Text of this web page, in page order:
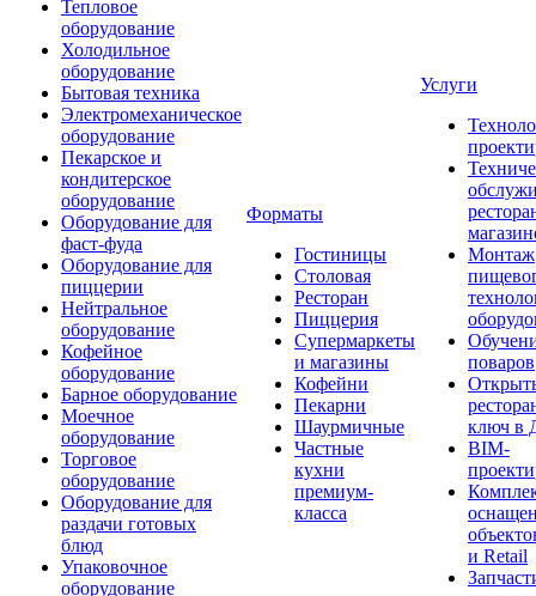
Тепловое
оборудование
Холодильное
оборудование
Бытовая техника
Электромеханическое
оборудование
Пекарское и
кондитерское
оборудование
Оборудование для
фаст-фуда
Оборудование для
пиццерии
Нейтральное
оборудование
Кофейное
оборудование
Барное оборудование
Моечное
оборудование
Торговое
оборудование
Оборудование для
раздачи готовых
блюд
Упаковочное
оборудование
Форматы
Гостиницы
Столовая
Ресторан
Пиццерия
Супермаркеты
и магазины
Кофейни
Пекарни
Шаурмичные
Частные
кухни
премиум-
класса
Услуги
Монтаж
поваров
ключ в
BIM-
и Retail